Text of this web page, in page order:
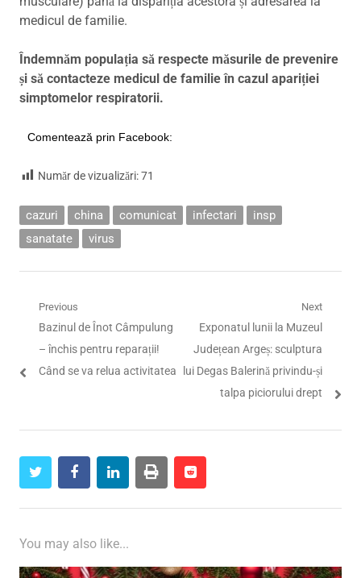
medicul de familie.
Îndemnăm populația să respecte măsurile de prevenire
și să contacteze medicul de familie în cazul apariției
simptomelor respiratorii.
Comentează prin Facebook:
Număr de vizualizări:71
cazuri china comunicat infectari
insp
sanatate
virus
Navigare
articole
Previous
Previous
post:
Bazinul de Înot Câmpulung
– închis pentru reparații!
Când se va relua activitatea
Next
Next
post:
Exponatul lunii la Muzeul
Județean Argeș: sculptura
lui Degas Balerină privindu-și
talpa piciorului drept
twitterfacebooklinkedinprint reddit
reddit
You may also like...